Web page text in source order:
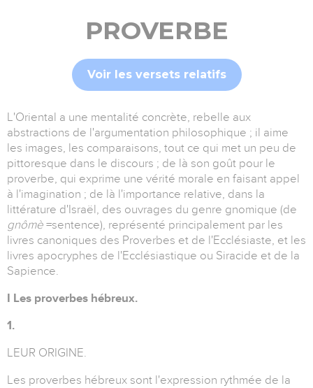
PROVERBE
Voir les versets relatifs
L'Oriental a une mentalité concrète, rebelle aux
abstractions de l'argumentation philosophique ; il aime
les images, les comparaisons, tout ce qui met un peu de
pittoresque dans le discours ; de là son goût pour le
proverbe, qui exprime une vérité morale en faisant appel
à l'imagination ; de là l'importance relative, dans la
littérature d'Israël, des ouvrages du genre gnomique (de
gnômè =sentence), représenté principalement par les
livres canoniques des Proverbes et de l'Ecclésiaste, et les
livres apocryphes de l'Ecclésiastique ou Siracide et de la
Sapience.
I Les proverbes hébreux.
1.
LEUR ORIGINE.
Les proverbes hébreux sont l'expression rythmée de la